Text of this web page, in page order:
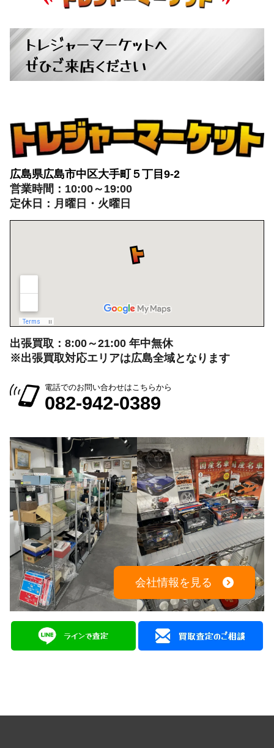
営業時間：10:00～19:00
定休日：月曜日・火曜日
出張買取：8:00～21:00 年中無休
※出張買取対応エリアは広島全域となります
082-942-0389
広島を拠点に幅広く中古品の買取と販売をしている
総合リユースショップ
出張買取は8:00～21:00 年中無休